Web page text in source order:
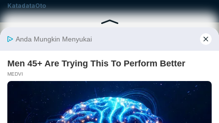
KatadataOto
Tentang Katadata Advertising Karier
Pedoman Media Siber